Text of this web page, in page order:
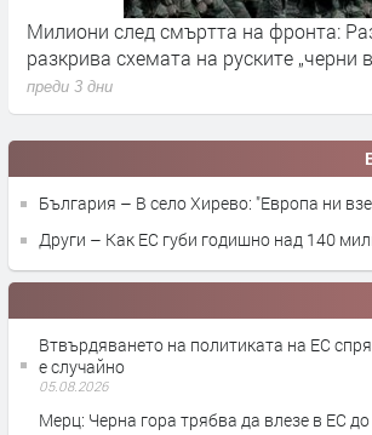
след смъртта на фронта: Разследване
схемата на руските „черни вдовици“
България – В село Хирево: "Европа ни
Други – Как ЕС губи годишно над 140
Втвърдяването на политиката на ЕС
е случайно
05.08.2026
Мерц: Черна гора трябва да влезе в ЕС